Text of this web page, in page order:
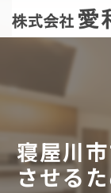
寝屋川
させる